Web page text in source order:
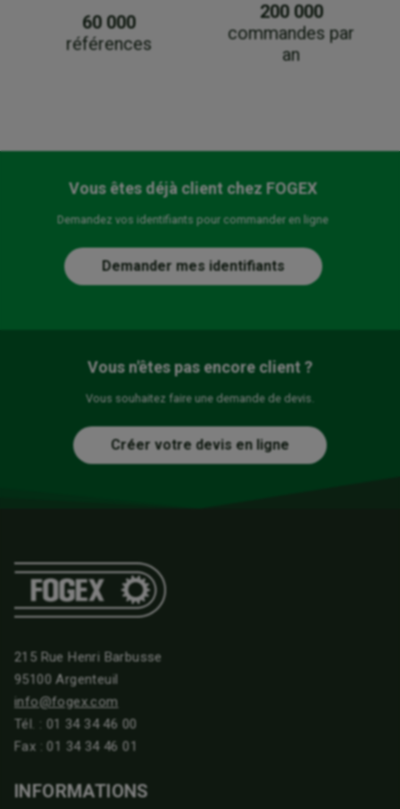
60 000
références
200 000
commandes par
an
Vous êtes déjà client chez FOGEX
Demandez vos identifiants pour commander en ligne
Demander mes identifiants
Vous n'êtes pas encore client ?
Vous souhaitez faire une demande de devis.
Créer votre devis en ligne
215 Rue Henri Barbusse
95100 Argenteuil
info@fogex.com
Tél. : 01 34 34 46 00
Fax : 01 34 34 46 01
INFORMATIONS